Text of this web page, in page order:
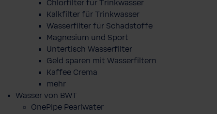
Chlorfilter für Trinkwasser
Kalkfilter für Trinkwasser
Wasserfilter für Schadstoffe
Magnesium und Sport
Untertisch Wasserfilter
Geld sparen mit Wasserfiltern
Kaffee Crema
mehr
Wasser von BWT
OnePipe Pearlwater